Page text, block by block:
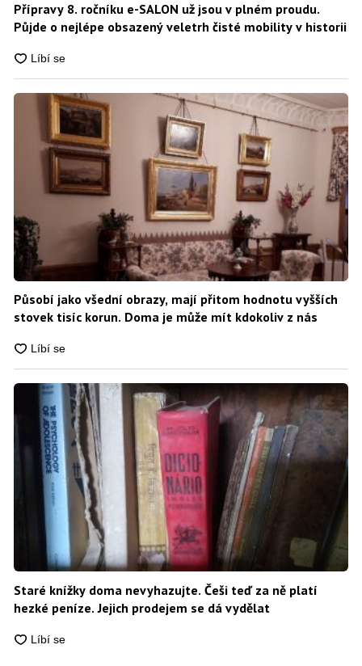
Přípravy 8. ročníku e-SALON už jsou v plném proudu.
Půjde o nejlépe obsazený veletrh čisté mobility v historii
Působí jako všední obrazy, mají přitom hodnotu vyšších
stovek tisíc korun. Doma je může mít kdokoliv z nás
Staré knížky doma nevyhazujte. Češi teď za ně platí
hezké peníze. Jejich prodejem se dá vydělat